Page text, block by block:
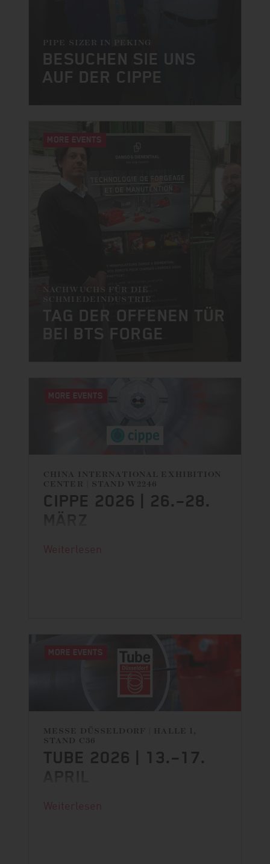
PIPE SIZER IN PEKING
BESUCHEN SIE UNS
AUF DER CIPPE
MORE EVENTS
NACHWUCHS FÜR DIE
SCHMIEDEINDUSTRIE
TAG DER OFFENEN TÜR
BEI BTS FORGE
MORE EVENTS
CHINA INTERNATIONAL EXHIBITION
CENTER | STAND W2246
CIPPE 2026 | 26.–28.
MÄRZ
Weiterlesen
MORE EVENTS
MESSE DÜSSELDORF | HALLE 1,
STAND C36
TUBE 2026 | 13.–17.
DANGO & DIENENTHAL ist zurück auf
Weiterlesen